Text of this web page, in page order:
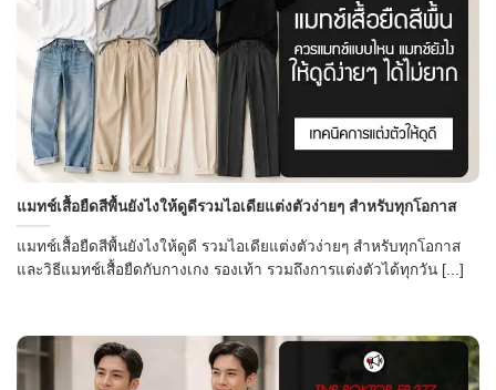
แมทช์เสื้อยืดสีพื้นยังไงให้ดูดีรวมไอเดียแต่งตัวง่ายๆ สำหรับทุกโอกาส
แมทช์เสื้อยืดสีพื้นยังไงให้ดูดี รวมไอเดียแต่งตัวง่ายๆ สำหรับทุกโอกาส
และวิธีแมทช์เสื้อยืดกับกางเกง รองเท้า รวมถึงการแต่งตัวได้ทุกวัน [...]